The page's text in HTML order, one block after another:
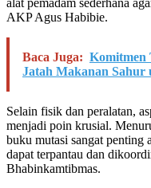
alat pemadam sederhana
AKP Agus Habibie.
Baca Juga: Komitmen
Jatah Makanan Sahur
Selain fisik dan peralatan,
menjadi poin krusial.
buku mutasi sangat penting
dapat terpantau dan
Bhabinkamtibmas.